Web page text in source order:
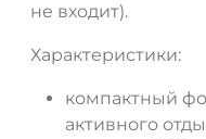
не входит).
Характеристики:
компактный
активного